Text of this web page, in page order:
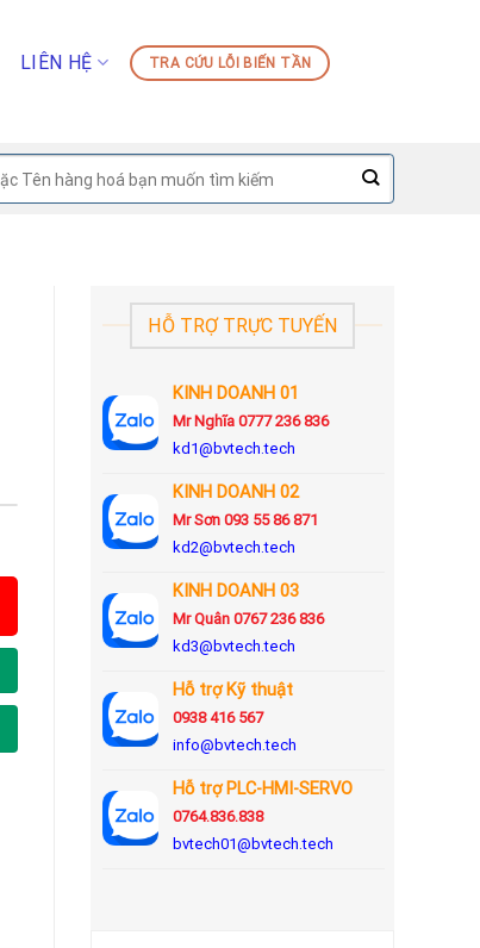
LIÊN HỆ TRA CỨU LỖI BIẾN TẦN
HỖ TRỢ TRỰC TUYẾN
KINH DOANH 01
Mr Nghĩa 0777 236 836
kd1@bvtech.tech
KINH DOANH 02
Mr Sơn093 55 86 871
kd2@bvtech.tech
KINH DOANH 03
Mr Quân 0767 236 836
kd3@bvtech.tech
Hỗ trợ Kỹ thuật
0938 416 567
info@bvtech.tech
Hỗ trợ PLC-HMI-SERVO
0764.836.838
bvtech01@bvtech.tech